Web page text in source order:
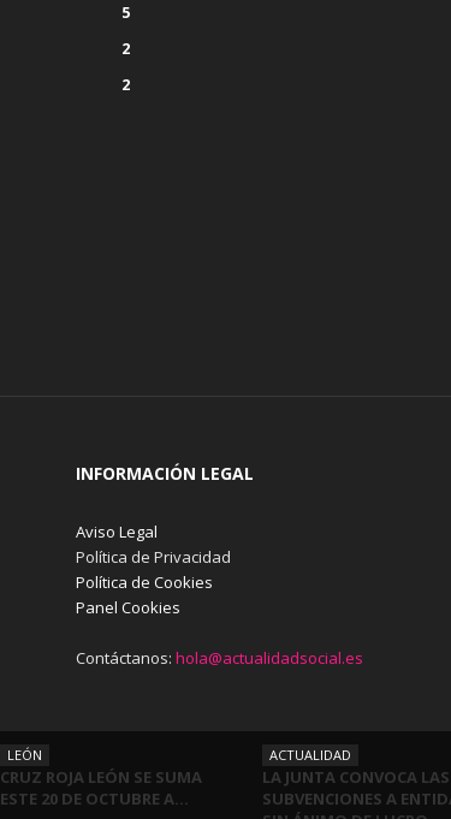
5
2
2
INFORMACIÓN LEGAL
Aviso Legal
Política de Privacidad
Política de Cookies
Panel Cookies
Contáctanos: hola@actualidadsocial.es
LEÓN
CRUZ ROJA LEÓN SE SUMA
ESTE 20 DE OCTUBRE A…
ACTUALIDAD
LA JUNTA CONVOCA LAS
SUBVENCIONES A